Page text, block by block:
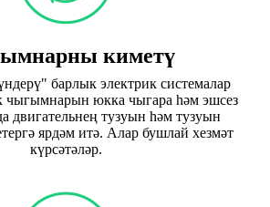
киметү
барлык электрик системалар
чыгымнарын юкка чыгара һәм эшсез
двигательнең тузуын һәм тузуын
ярдәм итә. Алар бушлай хезмәт
күрсәтәләр.